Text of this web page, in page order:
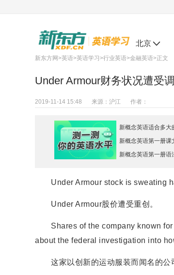
北京
新东方网>英语>英语学习 >行业英语>金融英语>正文
Under Armour财务状况遭受
2019-11-14 15:48 来源： 沪江 作者：
新概念英语适合多大
新概念英语第一册课
新概念英语第一册语
Under Armour stock is sweating
Under Armour股价遭受重创。
Shares of the company known for
about the federal investigation into
这家以创新的运动服装而闻名的公